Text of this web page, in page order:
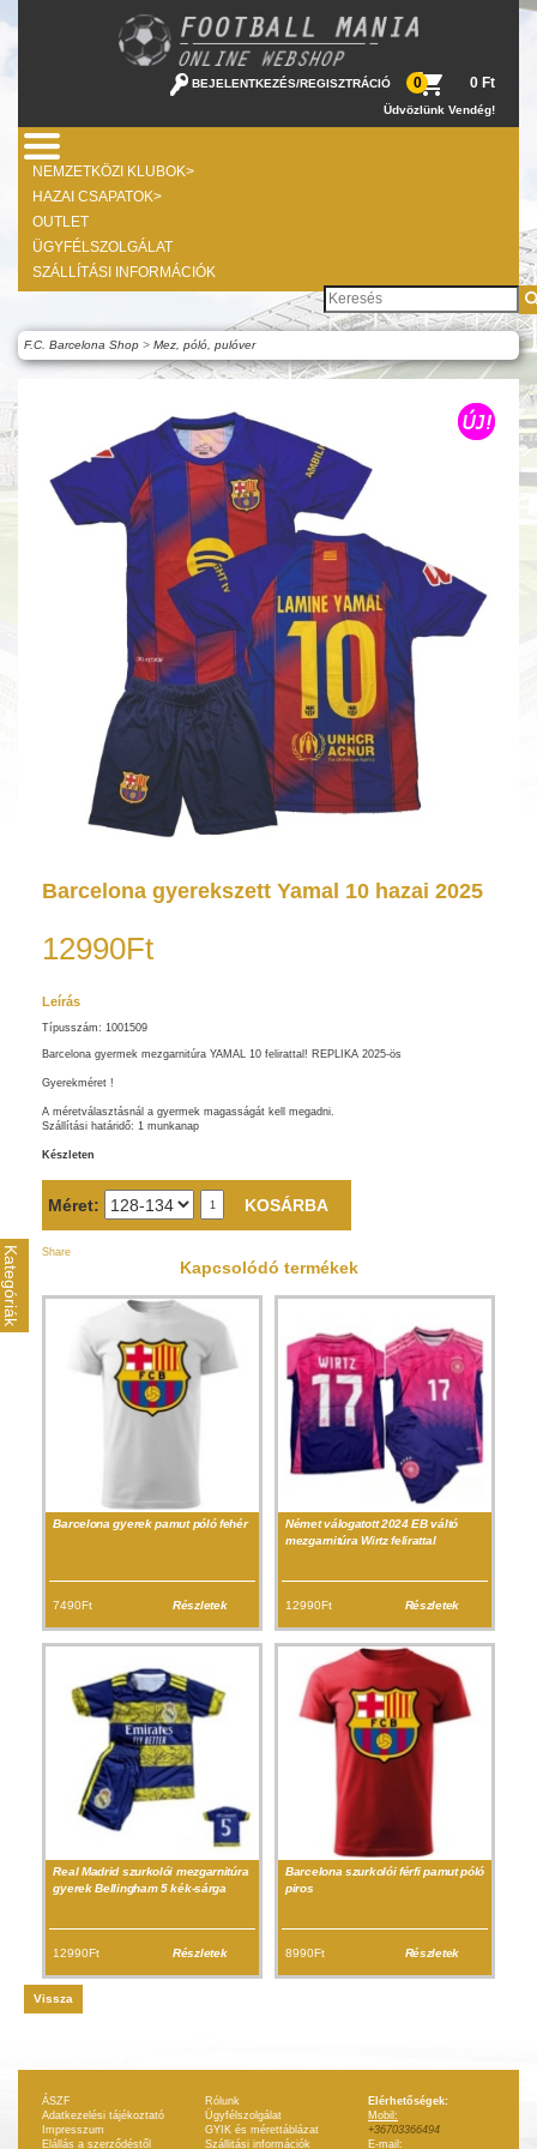
BEJELENTKEZÉS/REGISZTRÁCIÓ 0 0 Ft
Üdvözlünk Vendég!
NEMZETKÖZI KLUBOK>
HAZAI CSAPATOK>
OUTLET
ÜGYFÉLSZOLGÁLAT
SZÁLLÍTÁSI INFORMÁCIÓK
Kategóriák
F.C. Barcelona Shop > Mez, póló, pulóver
Barcelona gyerekszett Yamal 10 hazai 2025
12990Ft
Leírás
Típusszám: 1001509
Barcelona gyermek mezgarnitúra YAMAL 10 felirattal! REPLIKA 2025-ös
Gyerekméret !
A méretválasztásnál a gyermek magasságát kell megadni.
Szállítási határidő: 1 munkanap
Készleten
Méret:
Share
Kapcsolódó termékek
Barcelona gyerek pamut póló fehér
7490Ft Részletek
Német válogatott 2024 EB váltó
mezgarnitúra Wirtz felirattal
12990Ft Részletek
Real Madrid szurkolói mezgarnitúra
gyerek Bellingham 5 kék-sárga
12990Ft Részletek
Barcelona szurkolói férfi pamut póló
piros
8990Ft Részletek
Vissza
ÁSZF
Adatkezelési tájékoztató
Impresszum
Elállás a szerződéstől
Rólunk
Ügyfélszolgálat
GYIK és mérettáblázat
Szállitási információk
Elérhetőségek:
Mobil:
+36703366494
E-mail: